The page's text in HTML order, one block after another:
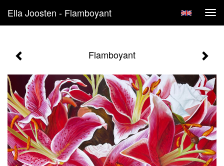
Ella Joosten - Flamboyant
Flamboyant